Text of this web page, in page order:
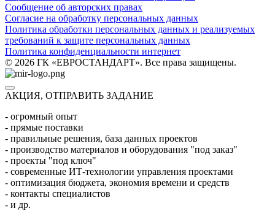
Сообщение об авторских правах
Согласие на обработку персональных данных
Политика обработки персональных данных и реализуемых
требований к защите персональных данных
Политика конфиденциальности интернет
© 2026 ГК «ЕВРОСТАНДАРТ». Все права защищены.
АКЦИЯ, ОТПРАВИТЬ ЗАДАНИЕ
- огромный опыт
- прямые поставки
- правильные решения, база данных проектов
- производство материалов и оборудования "под заказ"
- проекты "под ключ"
- современные ИТ-технологии управления проектами
- оптимизация бюджета, экономия времени и средств
- контакты специалистов
- и др.